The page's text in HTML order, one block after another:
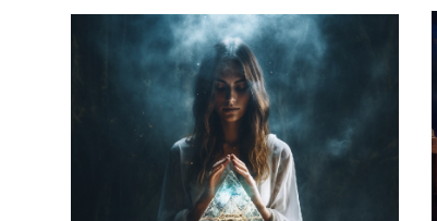
tradicích spojován s koncepty kruhu
života, nekonečna a vnitřní harmonie.
Symbol energie a toku: Torus je často
považován za model energetického
pole, které obklopuje živé...